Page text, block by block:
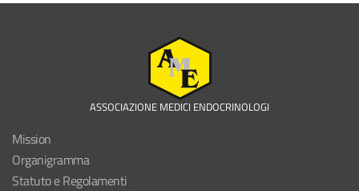
ASSOCIAZIONE MEDICI ENDOCRINOLOGI
Mission
Organigramma
Statuto e Regolamenti